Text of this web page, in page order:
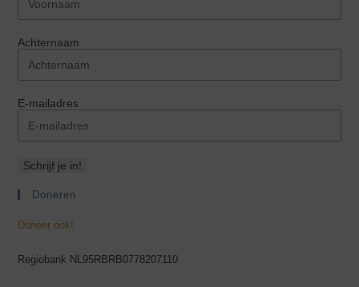
Achternaam
E-mailadres
Schrijf je in!
Doneren
Doneer ook!
Regiobank NL95RBRB0778207110